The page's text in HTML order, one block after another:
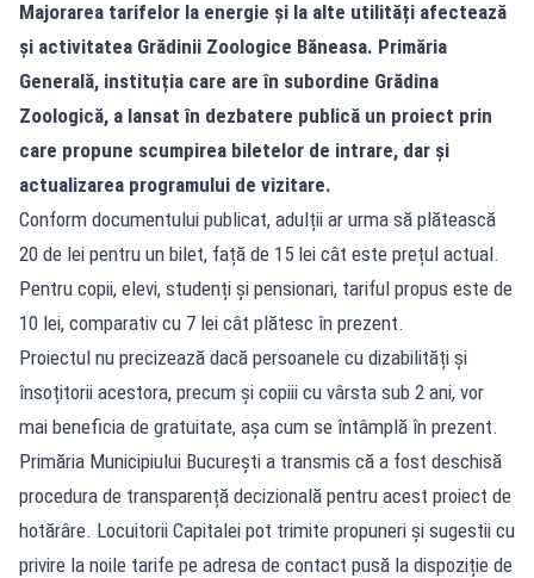
Majorarea tarifelor la energie și la alte utilități afectează
și activitatea Grădinii Zoologice Băneasa. Primăria
Generală, instituția care are în subordine Grădina
Zoologică, a lansat în dezbatere publică un proiect prin
care propune scumpirea biletelor de intrare, dar și
actualizarea programului de vizitare.
Conform documentului publicat, adulții ar urma să plătească
20 de lei pentru un bilet, față de 15 lei cât este prețul actual.
Pentru copii, elevi, studenți și pensionari, tariful propus este de
10 lei, comparativ cu 7 lei cât plătesc în prezent.
Proiectul nu precizează dacă persoanele cu dizabilități și
însoțitorii acestora, precum și copiii cu vârsta sub 2 ani, vor
mai beneficia de gratuitate, așa cum se întâmplă în prezent.
Primăria Municipiului București a transmis că a fost deschisă
procedura de transparență decizională pentru acest proiect de
hotărâre. Locuitorii Capitalei pot trimite propuneri și sugestii cu
privire la noile tarife pe adresa de contact pusă la dispoziție de